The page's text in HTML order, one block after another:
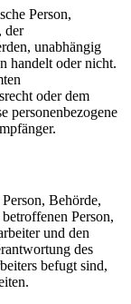
Person,
der
unabhängig
handelt oder nicht.
oder dem
personenbezogene
Behörde,
Person,
und den
des
befugt sind,